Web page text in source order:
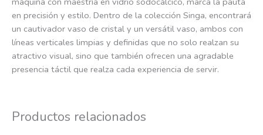
en precisión y estilo. Dentro de la colección Singa, encontrará
un cautivador vaso de cristal y un versátil vaso, ambos con
líneas verticales limpias y definidas que no solo realzan su
atractivo visual, sino que también ofrecen una agradable
presencia táctil que realza cada experiencia de servir.
Productos relacionados